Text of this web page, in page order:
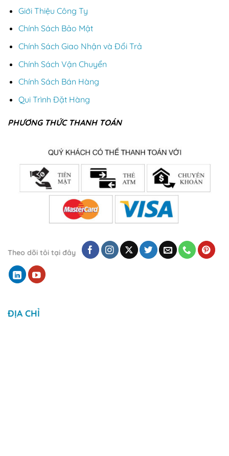
Giới Thiệu Công Ty
Chính Sách Bảo Mật
Chính Sách Giao Nhận và Đổi Trả
Chính Sách Vận Chuyển
Chính Sách Bán Hàng
Qui Trình Đặt Hàng
PHƯƠNG THỨC THANH TOÁN
Theo dõi tôi tại đây
ĐỊA CHỈ